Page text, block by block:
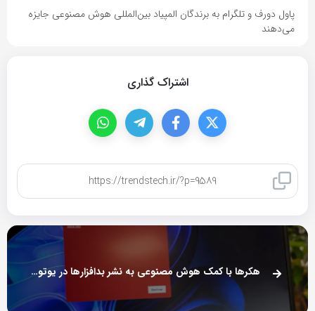
پاول دورف و تلگرام به برندگان المپیاد بین‌المللی هوش مصنوعی جایزه
می‌دهند
اشتراک گذاری
هکرها با کمک هوش مصنوعی به نشر بدافزارها در یوتوب مشغول شده‌اند